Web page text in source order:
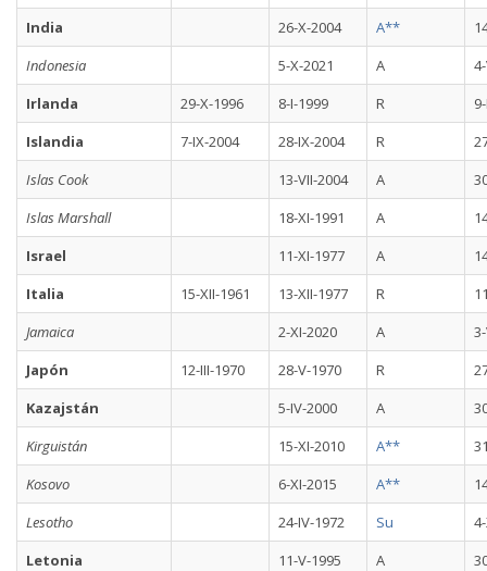
India 26-X-2004 A**
Indonesia
5-X-2021 A
Irlanda
29-X-1996 8-I-1999 R
Islandia
7-IX-2004 28-IX-2004 R
Islas Cook
13-VII-2004 A
Islas Marshall
18-XI-1991 A
Israel
11-XI-1977 A
Italia
15-XII-1961 13-XII-1977 R
Jamaica
2-XI-2020 A
Japón
12-III-1970 28-V-1970 R
Kazajstán
5-IV-2000 A
Kirguistán
15-XI-2010 A**
Kosovo
6-XI-2015 A**
Lesotho
24-IV-1972 Su
Letonia
11-V-1995 A